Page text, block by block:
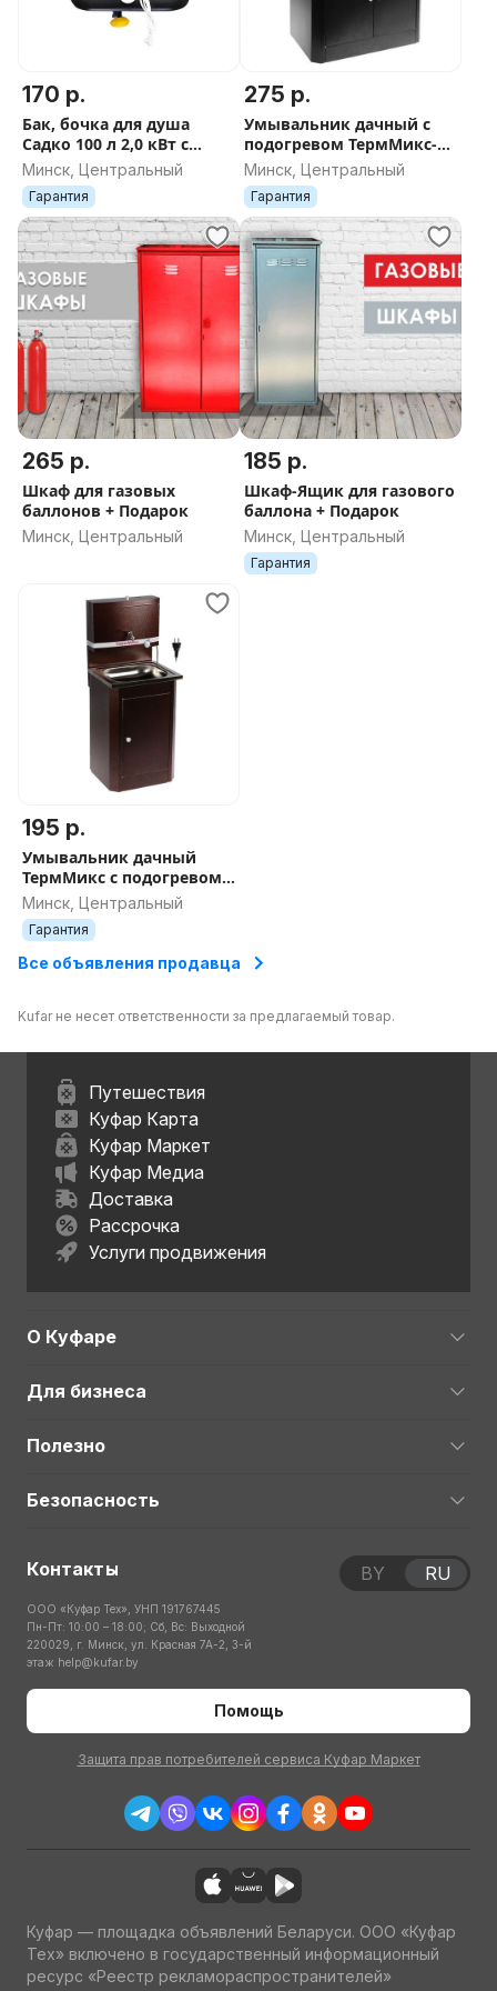
170 р.
Бак, бочка для душа
Садко 100 л 2,0 кВт с
подогревом и
терморегулятором
Минск, Центральный
Гарантия
275 р.
Умывальник дачный с
подогревом ТермМикс-
Тандем 17л м.кран
Минск, Центральный
Гарантия
265 р.
Шкаф для газовых
баллонов + Подарок
Минск, Центральный
185 р.
Шкаф-Ящик для газового
баллона + Подарок
Минск, Центральный
Гарантия
195 р.
Умывальник дачный
ТермМикс с подогревом
17л (металл. кран)
Минск, Центральный
Гарантия
Все объявления продавца
Kufar не несет ответственности за предлагаемый товар.
Путешествия
Куфар Карта
Куфар Маркет
Куфар Медиа
Доставка
Рассрочка
Услуги продвижения
О Куфаре
Для бизнеса
Полезно
Безопасность
Контакты
ООО «Куфар Тех», УНП 191767445
Пн-Пт: 10:00 – 18:00; Сб, Вс: Выходной
220029, г. Минск, ул. Красная 7А-2, 3-й
этаж help@kufar.by
Помощь
Защита прав потребителей сервиса Куфар Маркет
BY RU
Куфар — площадка объявлений Беларуси. ООО «Куфар
Тех» включено в государственный информационный
ресурс «Реестр рекламораспространителей»